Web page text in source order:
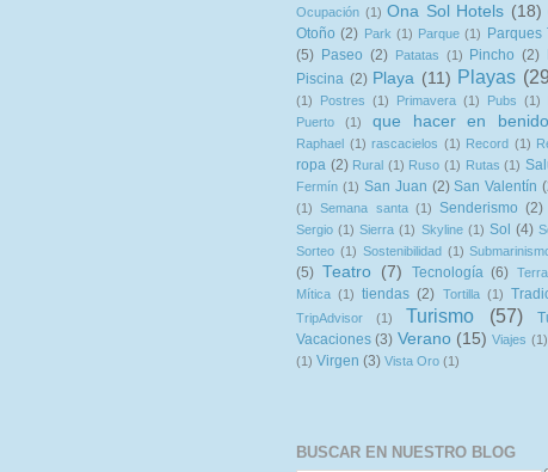
Ocupación (1) Ona Sol Hotels (18)
Otoño (2) Park (1) Parque (1) Parques
(5) Paseo (2) Patatas (1) Pincho (2)
Piscina (2) Playa (11) Playas
(1)
Postres (1) Primavera (1) Pubs (1)
Puerto
(1) que hacer en
Raphael (1) rascacielos (1) Record (1)
ropa (2) Rural (1) Ruso (1) Rutas (1)
Fermín (1) San Juan (2) San Valentín
(1)
Semana santa (1) Senderismo (2)
Sergio (1) Sierra (1) Skyline (1) Sol (4)
Sorteo (1) Sostenibilidad (1)
(5) Teatro (7) Tecnología (6) Terra
Mítica (1) tiendas (2) Tortilla (1)
TripAdvisor (1) Turismo (57)
Vacaciones (3) Verano (15) Viajes (1)
(1) Virgen (3) Vista Oro (1)
BUSCAR EN NUESTRO BLOG